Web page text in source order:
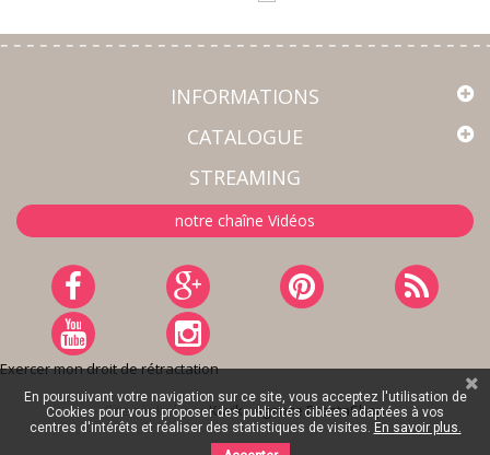
INFORMATIONS
CATALOGUE
STREAMING
notre chaîne Vidéos
Exercer mon droit de rétractation
Site réalisé parKiwik - Agence PrestaShop
En poursuivant votre navigation sur ce site, vous acceptez l'utilisation de
Cookies pour vous proposer des publicités ciblées adaptées à vos
centres d'intérêts et réaliser des statistiques de visites. En savoir plus.